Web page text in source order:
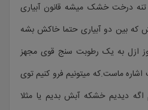
تنه درخت خشک میشه قانون آبیاری
که بین دو آبیاری حتما خاکش بشه
ازل به یک رطوبت سنج قوی مجهز
ماست.که میتونیم فرو کنیم توی
دیدیم خشکه آبش بدیم یا مثلا